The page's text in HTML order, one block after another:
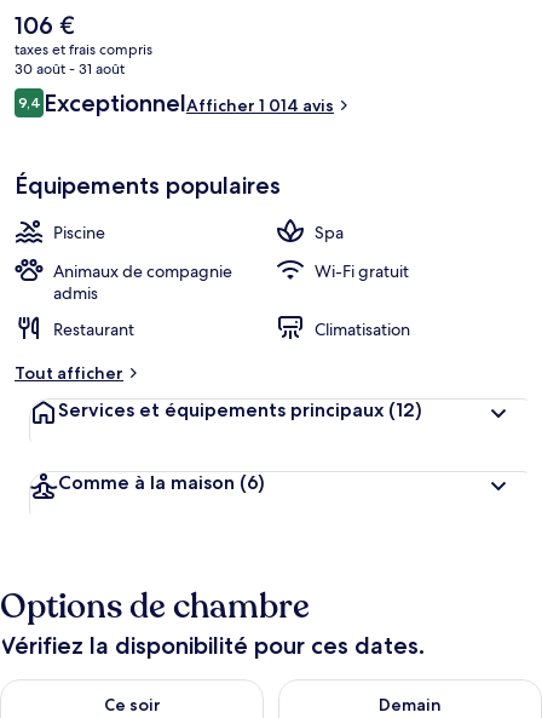
Cuisine locale. Parmi les autres petits avantages de cet
hébergement figurent 3 bars/lounges, une piscine extérieure et un
bar en bord de piscine.
Le
prix
actuel
est
de
106 €
taxes et frais compris
30 août - 31 août
Avis
voyageurs
9,49,4 sur 10
ExceptionnelAfficher 1 014 avis
Équipements populaires
Piscine
Spa
Animaux de compagnie
admis
Wi-Fi gratuit
Restaurant
Climatisation
Tout afficher
Services et équipements principaux (12)
Comme à la maison (6)
Options de chambre
Vérifiez la disponibilité pour ces dates.
Ce soir
Vérifier la disponibilité pour ce soir août 8 - août 9
Demain
Vérifier la disponibilité pour